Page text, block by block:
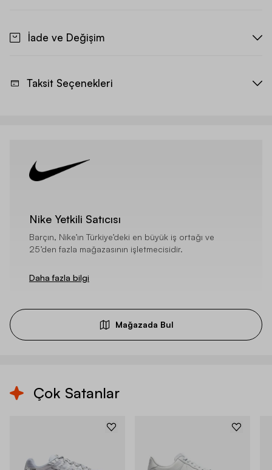
İade ve Değişim
Taksit Seçenekleri
Nike Yetkili Satıcısı
Barçın, Nike’ın Türkiye’deki en büyük iş ortağı ve
25’den fazla mağazasının işletmecisidir.
Daha fazla bilgi
Mağazada Bul
Çok Satanlar